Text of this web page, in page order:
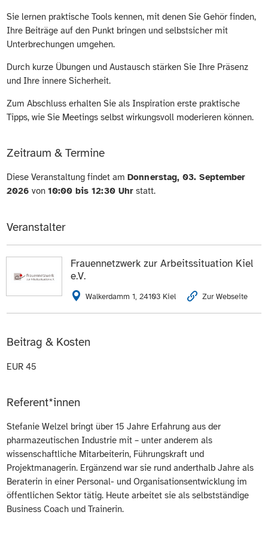
Sie lernen praktische Tools kennen, mit denen Sie Gehör finden,
Ihre Beiträge auf den Punkt bringen und selbstsicher mit
Unterbrechungen umgehen.
Durch kurze Übungen und Austausch stärken Sie Ihre Präsenz
und Ihre innere Sicherheit.
Zum Abschluss erhalten Sie als Inspiration erste praktische
Tipps, wie Sie Meetings selbst wirkungsvoll moderieren können.
Zeitraum & Termine
Diese Veranstaltung findet amDonnerstag, 03. September
2026 von 10:00 bis 12:30 Uhr statt.
Veranstalter
Frauennetzwerk zur Arbeitssituation Kiel
e.V.
Walkerdamm 1, 24103 Kiel Zur Webseite
Beitrag & Kosten
EUR 45
Referent*innen
Stefanie Welzel bringt über 15 Jahre Erfahrung aus der
pharmazeutischen Industrie mit – unter anderem als
wissenschaftliche Mitarbeiterin, Führungskraft und
Projektmanagerin. Ergänzend war sie rund anderthalb Jahre als
Beraterin in einer Personal- und Organisationsentwicklung im
öffentlichen Sektor tätig. Heute arbeitet sie als selbstständige
Business Coach und Trainerin.